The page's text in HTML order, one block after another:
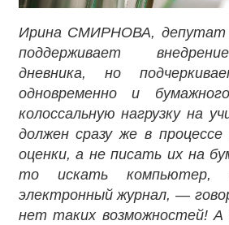
Ирина СМИРНОВА, депутат
поддерживает
дневника, но
одновременно и
колоссальную нагрузку на
должен сразу же в
оценки, а не писать их на
то искать
электронный журнал, —
нет таких возможностей! А